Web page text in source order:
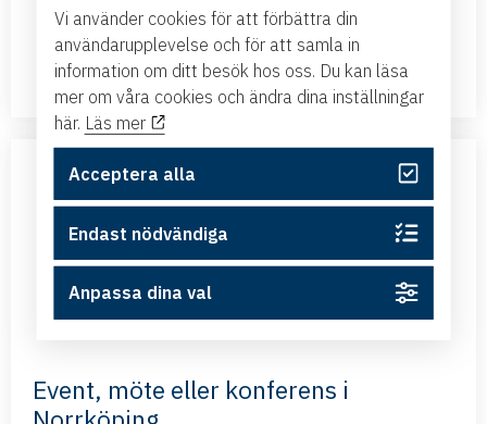
Event, möte eller konferens i
Vi använder cookies för att förbättra din
användarupplevelse och för att samla in
information om ditt besök hos oss. Du kan läsa
mer om våra cookies och ändra dina inställningar
här. Läs mer
Acceptera alla
Endast nödvändiga
Anpassa dina val